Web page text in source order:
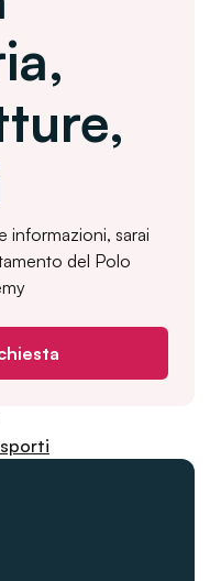
informazioni, sarai
del Polo